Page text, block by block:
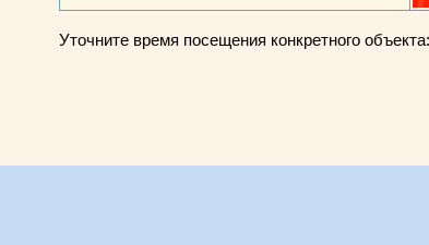
Уточните время посещения конкретного